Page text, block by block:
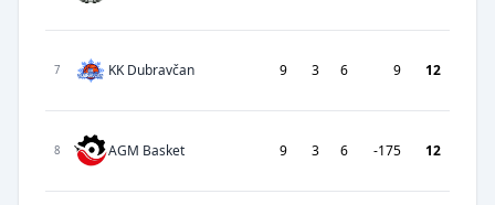
7 KK Dubravčan 9 3 6 9 12
8 AGM Basket 9 3 6 -175 12